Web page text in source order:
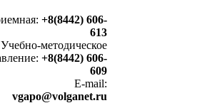
+8(8442) 606-
613
Учебно-методическое
+8(8442) 606-
609
E-mail:
vgapo@volganet.ru